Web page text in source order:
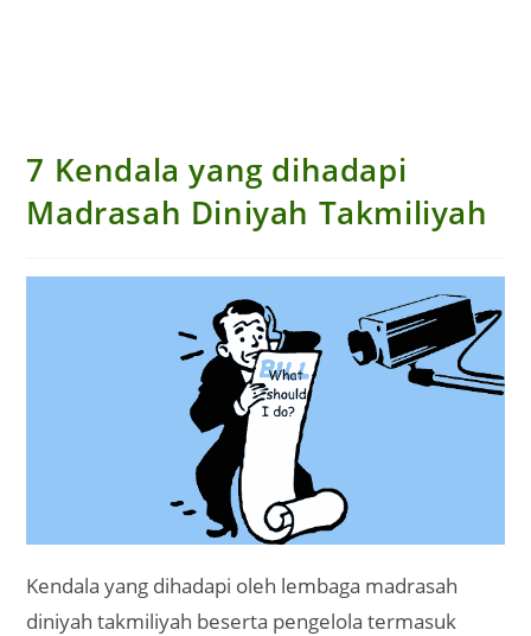
7 Kendala yang dihadapi
Madrasah Diniyah Takmiliyah
Kendala yang dihadapi oleh lembaga madrasah
diniyah takmiliyah beserta pengelola termasuk